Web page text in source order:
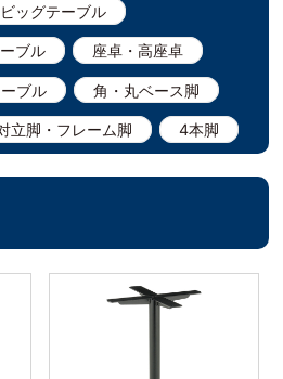
ッグテーブル
ブル 座卓・高座卓
ブル 角・丸ベース脚
立脚・フレーム脚 4本脚